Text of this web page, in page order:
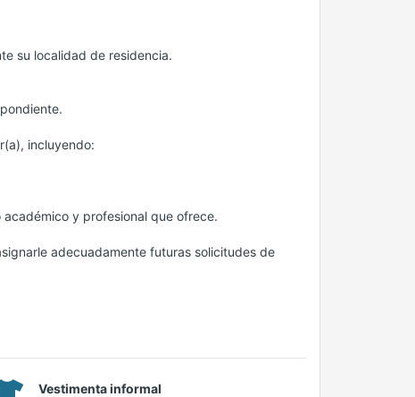
su localidad de residencia.
incluyendo:
y profesional que ofrece.
adecuadamente futuras solicitudes de
Vestimenta informal